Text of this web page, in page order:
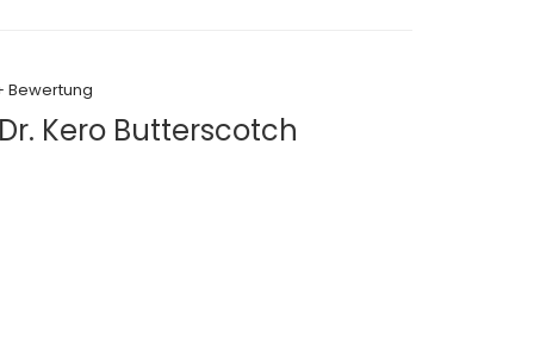
Bewertung
Kero Butterscotch